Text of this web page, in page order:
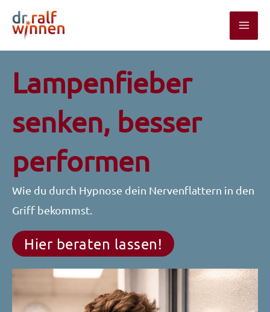
Zum
Inhalt
springen
Lampenfieber
senken, besser
performen
Wie du durch Hypnose dein Nervenflattern in den
Griff bekommst.
Hier beraten lassen!